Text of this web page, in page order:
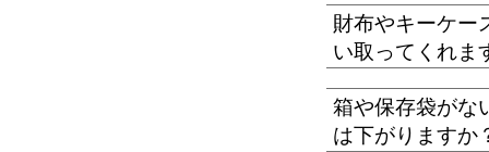
財布やキーケー
い取ってくれま
箱や保存袋がな
は下がりますか